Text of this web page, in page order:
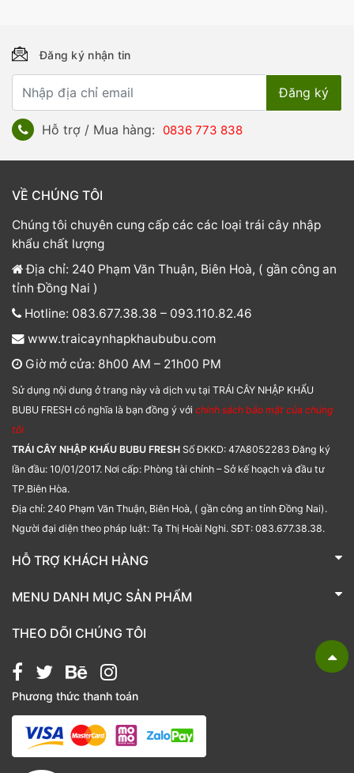
Đăng ký nhận tin
Hỗ trợ / Mua hàng: 0836 773 838
VỀ CHÚNG TÔI
Chúng tôi chuyên cung cấp các các loại trái cây nhập
khẩu chất lượng
Địa chỉ: 240 Phạm Văn Thuận, Biên Hoà, ( gần công an
tỉnh Đồng Nai )
Hotline: 083.677.38.38 – 093.110.82.46
www.traicaynhapkhaububu.com
Giờ mở cửa: 8h00 AM – 21h00 PM
Sử dụng nội dung ở trang này và dịch vụ tại TRÁI CÂY NHẬP KHẨU
BUBU FRESH có nghĩa là bạn đồng ý với chính sách bảo mật của chúng
tôi
TRÁI CÂY NHẬP KHẨU BUBU FRESH Số ĐKKD: 47A8052283 Đăng ký
lần đầu: 10/01/2017. Nơi cấp: Phòng tài chính – Sở kế hoạch và đầu tư
TP.Biên Hòa.
Địa chỉ: 240 Phạm Văn Thuận, Biên Hoà, ( gần công an tỉnh Đồng Nai).
Người đại diện theo pháp luật: Tạ Thị Hoài Nghi. SĐT: 083.677.38.38.
HỖ TRỢ KHÁCH HÀNG
TRÁI CÂY NHẬP KHẨU BUBU FRESH
MENU DANH MỤC SẢN PHẨM
Bánh kẹo
Giỏ quà tặng
Hạt chia
Hạt dẻ cười
Hạt hạnh nhân
THEO DÕI CHÚNG TÔI
Phương thức thanh toán